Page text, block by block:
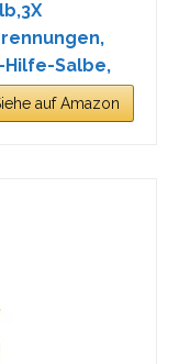
Hilfe-Salbe,
auf Amazon